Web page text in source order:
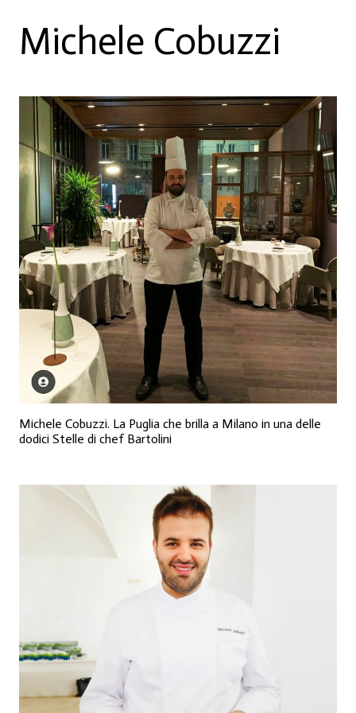
Michele Cobuzzi
Michele Cobuzzi. La Puglia che brilla a Milano in una delle
dodici Stelle di chef Bartolini